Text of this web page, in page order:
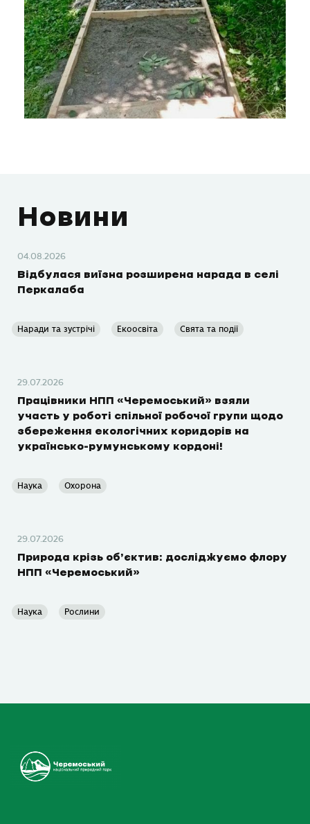
Новини
04.08.2026
Відбулася виїзна розширена нарада в селі
Перкалаба
Наради та зустрічі Екоосвіта Свята та події
29.07.2026
Працівники НПП «Черемоський» взяли
участь у роботі спільної робочої групи щодо
збереження екологічних коридорів на
українсько-румунському кордоні!
Наука Охорона
29.07.2026
Природа крізь об’єктив: досліджуємо флору
НПП «Черемоський»
Наука Рослини